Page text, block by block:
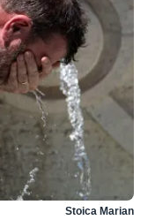
Stoica Marian